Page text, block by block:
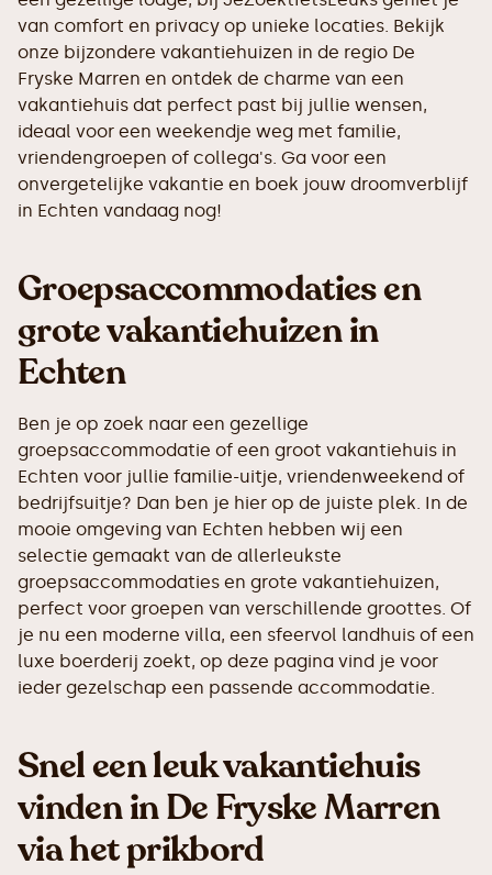
van comfort en privacy op unieke locaties. Bekijk
onze bijzondere vakantiehuizen in de regio De
Fryske Marren en ontdek de charme van een
vakantiehuis dat perfect past bij jullie wensen,
ideaal voor een weekendje weg met familie,
vriendengroepen of collega's. Ga voor een
onvergetelijke vakantie en boek jouw droomverblijf
in Echten vandaag nog!
Groepsaccommodaties en
grote vakantiehuizen in
Echten
Ben je op zoek naar een gezellige
groepsaccommodatie of een groot vakantiehuis in
Echten voor jullie familie-uitje, vriendenweekend of
bedrijfsuitje? Dan ben je hier op de juiste plek. In de
mooie omgeving van Echten hebben wij een
selectie gemaakt van de allerleukste
groepsaccommodaties en grote vakantiehuizen,
perfect voor groepen van verschillende groottes. Of
je nu een moderne villa, een sfeervol landhuis of een
luxe boerderij zoekt, op deze pagina vind je voor
ieder gezelschap een passende accommodatie.
Snel een leuk vakantiehuis
vinden in De Fryske Marren
via het prikbord